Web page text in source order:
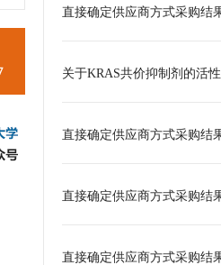
直接确定供应商方式采购结
关于KRAS共价抑制剂的活
直接确定供应商方式采购结
直接确定供应商方式采购结